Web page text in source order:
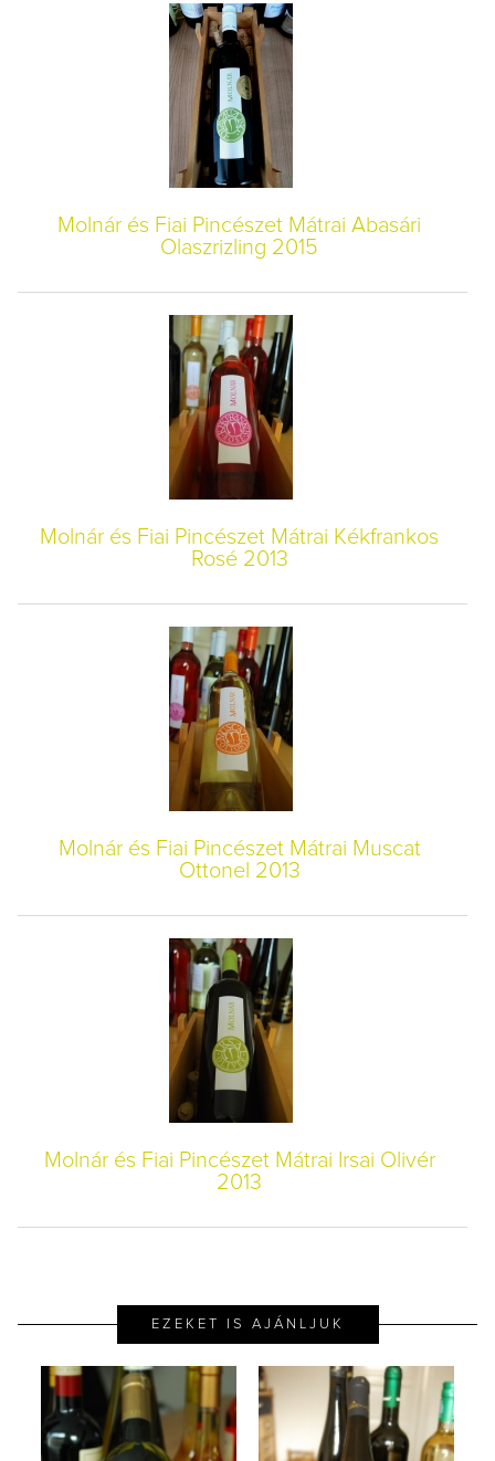
Molnár és Fiai Pincészet Mátrai Abasári
Olaszrizling 2015
Molnár és Fiai Pincészet Mátrai Kékfrankos
Rosé 2013
Molnár és Fiai Pincészet Mátrai Muscat
Ottonel 2013
Molnár és Fiai Pincészet Mátrai Irsai Olivér
2013
EZEKET IS AJÁNLJUK